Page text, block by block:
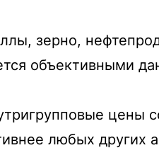
зерно,
объективными
цены
любых других